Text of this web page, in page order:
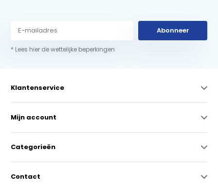
Abonneer
* Lees hier de wettelijke beperkingen
Klantenservice
Mijn account
Categorieën
Contact